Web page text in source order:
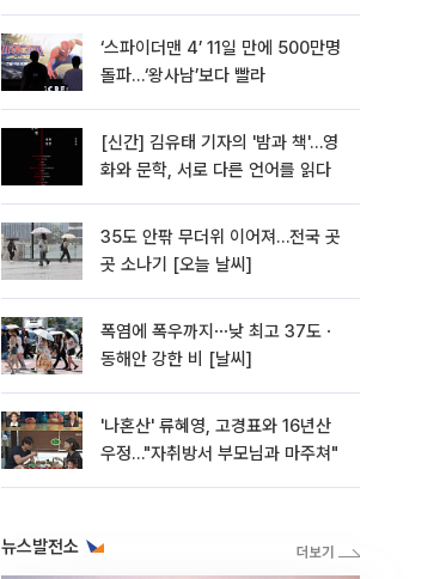
‘스파이더맨 4’ 11일 만에 500만명
돌파…‘왕사남’보다 빨라
[신간] 김유태 기자의 '밤과 책'…영
화와 문학, 서로 다른 언어를 읽다
35도 안팎 무더위 이어져…전국 곳
곳 소나기 [오늘 날씨]
폭염에 폭우까지⋯낮 최고 37도ㆍ
동해안 강한 비 [날씨]
'나혼산' 류혜영, 고경표와 16년산
우정…"자취방서 부모님과 마주쳐"
뉴스발전소